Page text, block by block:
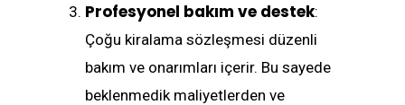
Profesyonel bakım ve destek:
Çoğu kiralama sözleşmesi düzenli
bakım ve onarımları içerir. Bu sayede
beklenmedik maliyetlerden ve